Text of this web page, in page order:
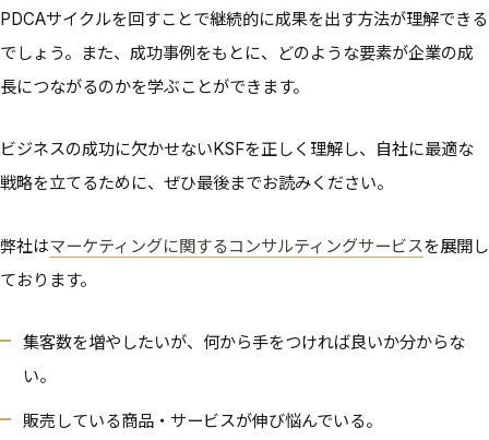
PDCAサイクルを回すことで継続的に成果を出す方法が理解できる
でしょう。また、成功事例をもとに、どのような要素が企業の成
長につながるのかを学ぶことができます。
ビジネスの成功に欠かせないKSFを正しく理解し、自社に最適な
戦略を立てるために、ぜひ最後までお読みください。
弊社はマーケティングに関するコンサルティングサービスを展開し
ております。
集客数を増やしたいが、何から手をつければ良いか分からな
い。
販売している商品・サービスが伸び悩んでいる。